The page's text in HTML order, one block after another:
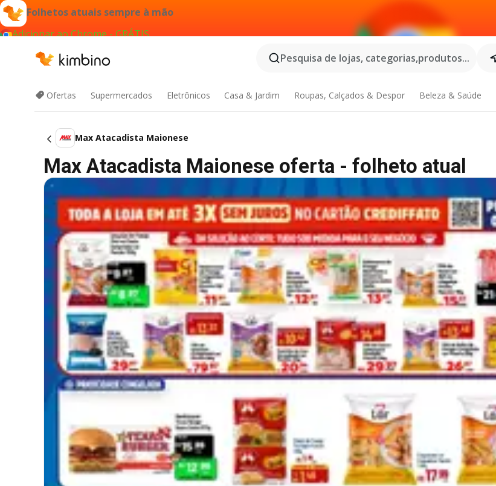
Folhetos atuais sempre à mão
Adicionar ao Chrome - GRÁTIS
Pesquisa de lojas, categorias,produtos...
Ofertas Supermercados Eletrônicos Casa & Jardim Roupas, Calçados & Despor Beleza & Saúde
Max Atacadista Maionese
Max Atacadista Maionese oferta - folheto atual